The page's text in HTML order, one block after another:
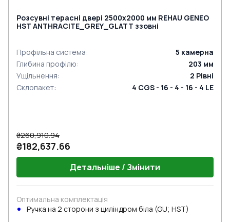
Розсувні терасні двері 2500x2000 мм REHAU GENEO
HST ANTHRACITE_GREY_GLATT ззовні
Профільна система: 5 камерна
Глибина профілю: 203 мм
Ущільнення: 2 Рівні
Склопакет: 4 CGS - 16 - 4 - 16 - 4 LE
₴260,910.94
₴182,637.66
Детальніше / Змінити
Оптимальна комплектація
Ручка на 2 сторони з циліндром біла (GU; HST)